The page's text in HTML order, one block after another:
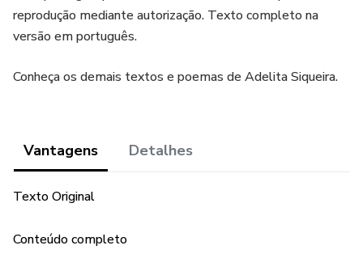
reprodução mediante autorização. Texto completo na
versão em português.
Conheça os demais textos e poemas de Adelita Siqueira.
Vantagens Detalhes
Texto Original
Conteúdo completo